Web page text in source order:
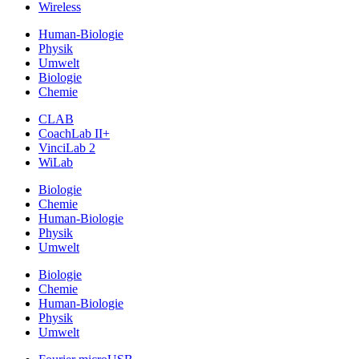
Wireless
Human-Biologie
Physik
Umwelt
Biologie
Chemie
CLAB
CoachLab II+
VinciLab 2
WiLab
Biologie
Chemie
Human-Biologie
Physik
Umwelt
Biologie
Chemie
Human-Biologie
Physik
Umwelt